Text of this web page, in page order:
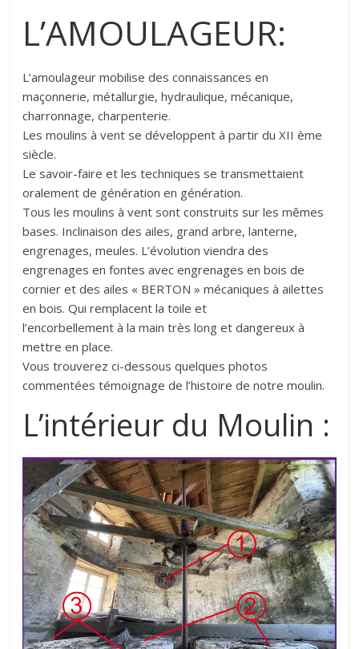
L’AMOULAGEUR:
L’amoulageur mobilise des connaissances en
maçonnerie, métallurgie, hydraulique, mécanique,
charronnage, charpenterie.
Les moulins à vent se développent à partir du XII ème
siècle.
Le savoir-faire et les techniques se transmettaient
oralement de génération en génération.
Tous les moulins à vent sont construits sur les mêmes
bases. Inclinaison des ailes, grand arbre, lanterne,
engrenages, meules. L’évolution viendra des
engrenages en fontes avec engrenages en bois de
cornier et des ailes « BERTON » mécaniques à ailettes
en bois. Qui remplacent la toile et
l’encorbellement à la main très long et dangereux à
mettre en place.
Vous trouverez ci-dessous quelques photos
commentées témoignage de l’histoire de notre moulin.
L’intérieur du Moulin :